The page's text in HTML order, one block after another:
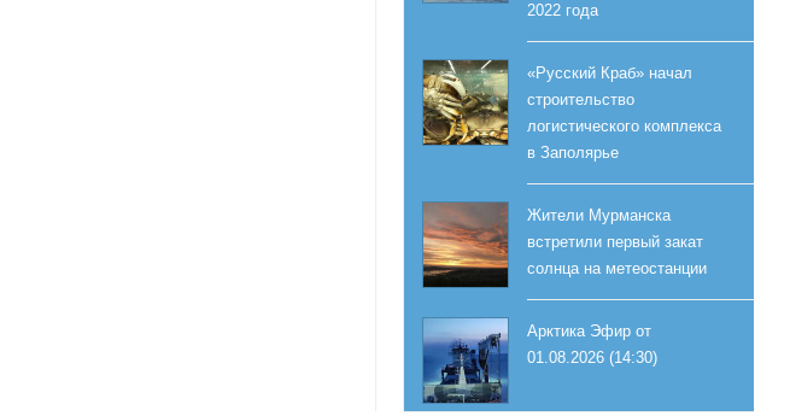
2022 года
«Русский Краб» начал
строительство
логистического комплекса
в Заполярье
Жители Мурманска
встретили первый закат
солнца на метеостанции
Арктика Эфир от
01.08.2026 (14:30)